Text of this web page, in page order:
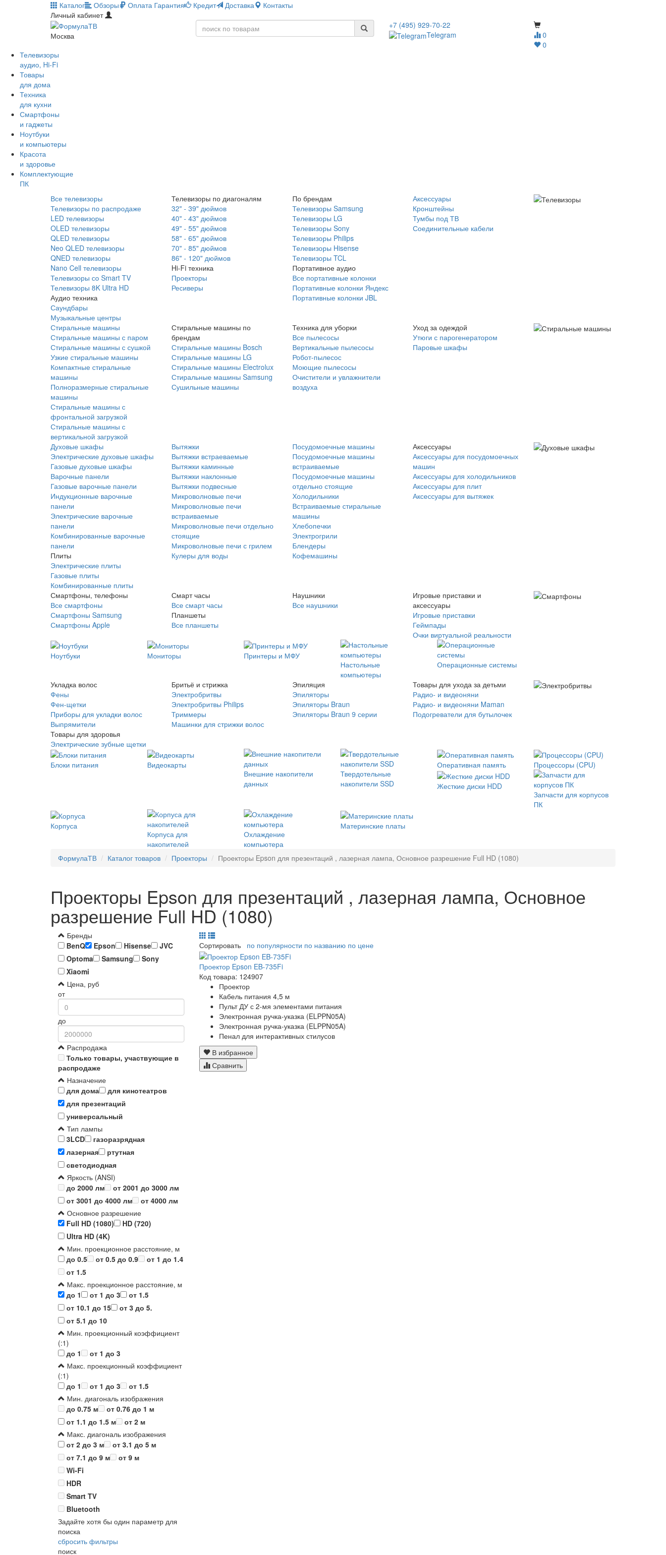
Каталог Обзоры Оплата Гарантия Кредит Доставка
Контакты
Личный кабинет
Москва
0
0
+7 (495) 929-70-22
Telegram
Телевизоры
аудио, Hi-Fi
Товары
для дома
Техника
для кухни
Смартфоны
и гаджеты
Ноутбуки
и компьютеры
Красота
и здоровье
Комплектующие
ПК
Все телевизоры
Телевизоры по распродаже
LED телевизоры
OLED телевизоры
QLED телевизоры
Neo QLED телевизоры
QNED телевизоры
Nano Cell телевизоры
Телевизоры со Smart TV
Телевизоры 8K Ultra HD
Аудио техника
Саундбары
Музыкальные центры
Телевизоры по диагоналям
32" - 39" дюймов
40" - 43" дюймов
49" - 55" дюймов
58" - 65" дюймов
70" - 85" дюймов
86" - 120" дюймов
Hi-Fi техника
Проекторы
Ресиверы
По брендам
Телевизоры Samsung
Телевизоры LG
Телевизоры Sony
Телевизоры Philips
Телевизоры Hisense
Телевизоры TCL
Портативное аудио
Все портативные колонки
Портативные колонки Яндекс
Портативные колонки JBL
Аксессуары
Кронштейны
Тумбы под ТВ
Соединительные кабели
Стиральные машины
Стиральные машины с паром
Стиральные машины с сушкой
Узкие стиральные машины
Компактные стиральные
машины
Полноразмерные стиральные
машины
Стиральные машины с
фронтальной загрузкой
Стиральные машины с
вертикальной загрузкой
Стиральные машины по
брендам
Стиральные машины Bosch
Стиральные машины LG
Стиральные машины Electrolux
Стиральные машины Samsung
Сушильные машины
Техника для уборки
Все пылесосы
Вертикальные пылесосы
Робот-пылесос
Моющие пылесосы
Очистители и увлажнители
воздуха
Уход за одеждой
Утюги с парогенератором
Паровые шкафы
Духовые шкафы
Электрические духовые шкафы
Газовые духовые шкафы
Варочные панели
Газовые варочные панели
Индукционные варочные
панели
Электрические варочные
панели
Комбинированные варочные
панели
Плиты
Электрические плиты
Газовые плиты
Комбинированные плиты
Вытяжки
Вытяжки встраеваемые
Вытяжки каминные
Вытяжки наклонные
Вытяжки подвесные
Микроволновые печи
Микроволновые печи
встраиваемые
Микроволновые печи отдельно
стоящие
Микроволновые печи с грилем
Кулеры для воды
Посудомоечные машины
Посудомоечные машины
встраиваемые
Посудомоечные машины
отдельно стоящие
Холодильники
Встраиваемые стиральные
машины
Хлебопечки
Электрогрили
Блендеры
Кофемашины
Аксессуары
Аксессуары для посудомоечных
машин
Аксессуары для холодильников
Аксессуары для плит
Аксессуары для вытяжек
Смартфоны, телефоны
Все смартфоны
Смартфоны Samsung
Смартфоны Apple
Смарт часы
Все смарт часы
Планшеты
Все планшеты
Наушники
Все наушники
Игровые приставки и
аксессуары
Игровые приставки
Геймпады
Очки виртуальной реальности
Ноутбуки Мониторы
Принтеры и МФУ
Настольные
компьютеры
Операционные системы
Укладка волос
Фены
Фен-щетки
Приборы для укладки волос
Выпрямители
Товары для здоровья
Электрические зубные щетки
Бритьё и стрижка
Электробритвы
Электробритвы Philips
Триммеры
Машинки для стрижки волос
Эпиляция
Эпиляторы
Эпиляторы Braun
Эпиляторы Braun 9 серии
Товары для ухода за детьми
Радио- и видеоняни
Радио- и видеоняни Maman
Подогреватели для бутылочек
Блоки питания
Видеокарты
Внешние накопители
данных
Твердотельные
накопители SSD
Оперативная память Процессоры (CPU)
Жесткие диски HDD
Запчасти для корпусов
ПК
Корпуса
Корпуса для
накопителей
Охлаждение
компьютера
Материнские платы
ФормулаТВ Каталог товаров Проекторы Проекторы Epson для презентаций , лазерная лампа, Основное разрешение Full HD (1080)
Проекторы Epson для презентаций , лазерная лампа, Основное
разрешение Full HD (1080)
Бренды
BenQ
Epson Hisense
JVC
Optoma
Samsung
Sony
Xiaomi
Цена, руб
от
до
Распродажа
Только товары, участвующие в
распродаже
Назначение
для дома
для кинотеатров
для презентаций
универсальный
Тип лампы
3LCD
газоразрядная
лазерная
ртутная
светодиодная
Яркость (ANSI)
до 2000 лм
от 2001 до 3000 лм
от 3001 до 4000 лм
от 4000 лм
Основное разрешение
Full HD (1080)
HD (720)
Ultra HD (4K)
Мин. проекционное расстояние, м
до 0.5
от 0.5 до 0.9
от 1 до 1.4
от 1.5
Макс. проекционное расстояние, м
до 1
от 1 до 3
от 1.5
от 10.1 до 15
от 3 до 5.
от 5.1 до 10
Мин. проекционный коэффициент
(:1)
до 1
от 1 до 3
Макс. проекционный коэффициент
(:1)
до 1
от 1 до 3
от 1.5
Мин. диагональ изображения
до 0.75 м
от 0.76 до 1 м
от 1.1 до 1.5 м
от 2 м
Макс. диагональ изображения
от 2 до 3 м
от 3.1 до 5 м
от 7.1 до 9 м
от 9 м
Wi-Fi
HDR
Smart TV
Bluetooth
Задайте хотя бы один параметр для
поиска
сбросить фильтры
поиск
Сортировать по популярности по названию по цене
Проектор Epson EB-735Fi
Код товара: 124907
Проектор
Кабель питания 4,5 м
Пульт ДУ с 2-мя элементами питания
Электронная ручка-указка (ELPPN05A)
Электронная ручка-указка (ELPPN05A)
Пенал для интерактивных стилусов
В избранное
Сравнить